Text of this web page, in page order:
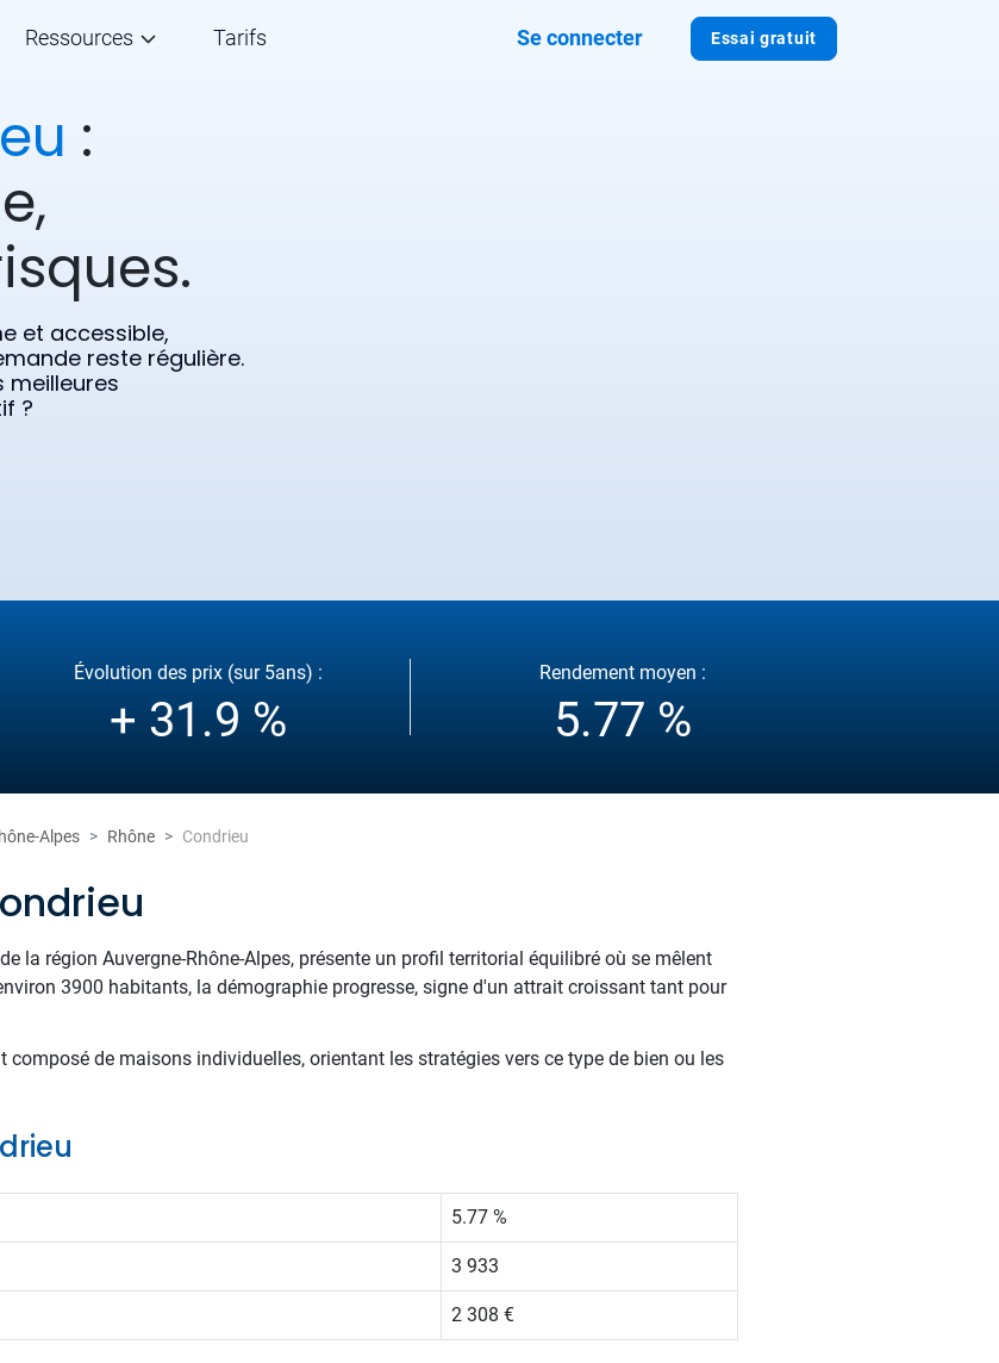
Essai gratuit
Ressources Tarifs Se connecter
:
et accessible,
reste régulière.
meilleures
?
Évolution des prix (sur 5ans) :
+ 31.9 %
Rendement moyen :
5.77 %
Alpes Rhône Condrieu
la région Auvergne-Rhône-Alpes, présente un profil territorial équilibré où se mêlent
3900 habitants, la démographie progresse, signe d'un attrait croissant tant pour
de maisons individuelles, orientant les stratégies vers ce type de bien ou les
5.77 %
3 933
2 308 €